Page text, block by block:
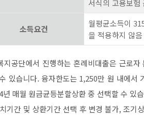
서식의 고용보험
소득요건
월평균소득이
을 적용하지 않음
지공단에서 진행하는 혼례비대출은 근로
있습니다. 융자한도는 1,250만 원 내에
년 매월 원금균등분할상환 중 선택할 수 있
기간 및 상환기간 선택 후 변경 불가, 조기